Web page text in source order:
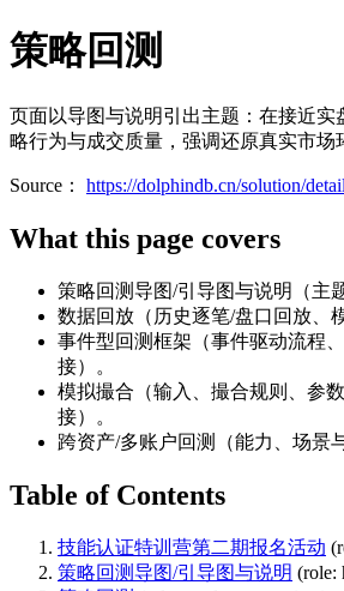
策略回测
页面以导图与说明引出主题：在接近实
略行为与成交质量，强调还原真实市场
Source： https://dolphindb.cn/solution/
What this page covers
策略回测导图/引导图与说明（主
数据回放（历史逐笔/盘口回放、
事件型回测框架（事件驱动流程
接）。
模拟撮合（输入、撮合规则、参
接）。
跨资产/多账户回测（能力、场景
Table of Contents
技能认证特训营第二期报名活动
策略回测导图/引导图与说明 (role: